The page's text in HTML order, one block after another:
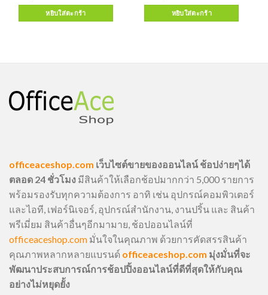
หยิบใส่ตะกร้า หยิบใส่ตะกร้า
officeaceshop.com เว็บไซต์ขายของออนไลน์ ช้อปง่ายๆได้
ตลอด 24 ชั่วโมง มีสินค้าให้เลือกช้อปมากกว่า 5,000 รายการ
พร้อมรองรับทุกความต้องการ อาทิ เช่น อุปกรณ์คอมพิวเตอร์
และไอที, เฟอร์นิเจอร์, อุปกรณ์สำนักงาน, งานปริ้น และ สินค้า
พรีเมี่ยม สินค้าอื่นๆอีกมามาย, ช้อปออนไลน์ที่
officeaceshop.com มั่นใจในคุณภาพ ด้วยการคัดสรรสินค้า
คุณภาพหลากหลายแบรนด์ officeaceshop.com มุ่งมั่นที่จะ
พัฒนาประสบการณ์การช้อปปิ้งออนไลน์ที่ดีที่สุดให้กับคุณ
อย่างไม่หยุดยั้ง